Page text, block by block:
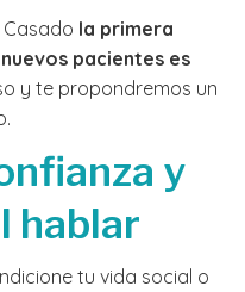
Casado la primera
pacientes es
y te propondremos un
y
hablar
tu vida social o